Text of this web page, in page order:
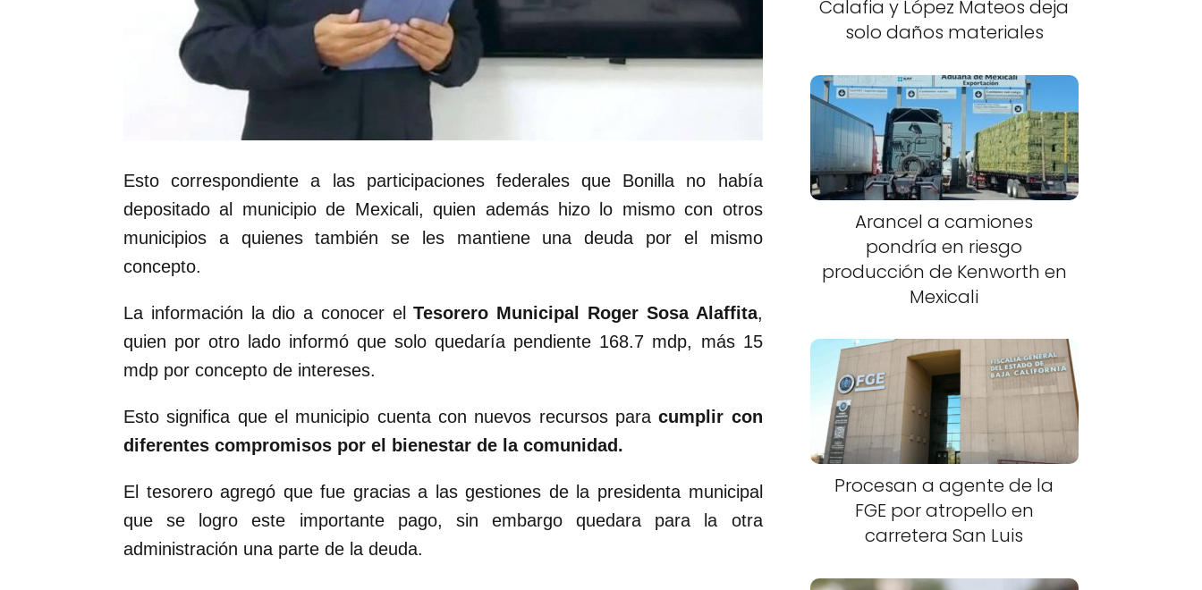
Esto correspondiente a las participaciones federales que Bonilla no había
depositado al municipio de Mexicali, quien además hizo lo mismo con otros
municipios a quienes también se les mantiene una deuda por el mismo
concepto.
La información la dio a conocer elTesorero Municipal Roger Sosa Alaffita,
quien por otro lado informó que solo quedaría pendiente 168.7 mdp, más 15
mdp por concepto de intereses.
Esto significa que el municipio cuenta con nuevos recursos paracumplir con
diferentes compromisos por el bienestar de la comunidad.
El tesorero agregó que fue gracias a las gestiones de la presidenta municipal
que se logro este importante pago, sin embargo quedara para la otra
administración una parte de la deuda.
Calafia y López Mateos deja
solo daños materiales
Arancel a camiones
pondría en riesgo
producción de Kenworth en
Mexicali
Procesan a agente de la
FGE por atropello en
carretera San Luis